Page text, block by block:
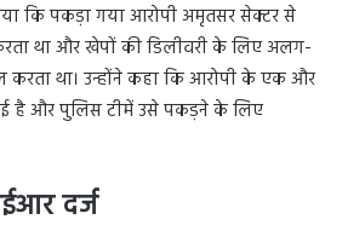
कि पकड़ा गया आरोपी अमृतसर सेक्टर से
था और खेपों की डिलीवरी के लिए अलग-
करता था। उन्होंने कहा कि आरोपी के एक और
है और पुलिस टीमें उसे पकड़ने के लिए
दर्ज